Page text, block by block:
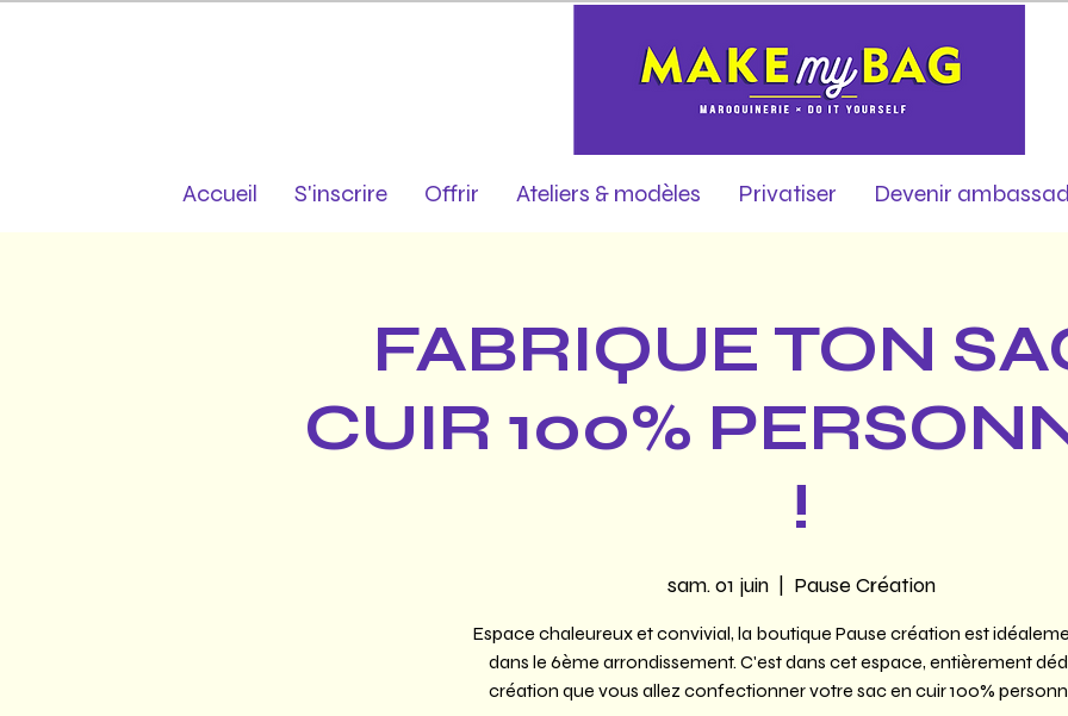
Accueil S'inscrire Offrir Ateliers & modèles Privatiser Devenir
FABRIQUE TON
CUIR 100%
!
sam. 01 juin
  |
Pause Création
Espace chaleureux et convivial, la boutique Pause création est
dans le 6ème arrondissement. C'est dans cet espace, entièrement
création que vous allez confectionner votre sac en cuir 100%